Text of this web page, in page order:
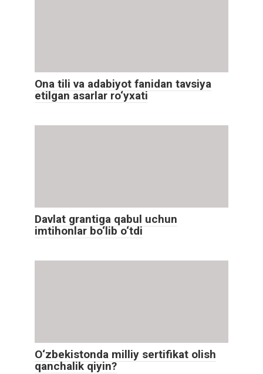
Ona tili va adabiyot fanidan tavsiya
etilgan asarlar ro‘yxati
Davlat grantiga qabul uchun
imtihonlar bo‘lib o‘tdi
O‘zbekistonda milliy sertifikat olish
qanchalik qiyin?